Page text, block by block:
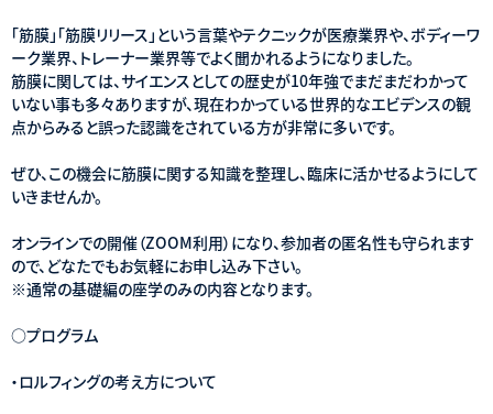
「筋膜」「筋膜リリース」という言葉やテクニックが医療業界や、ボディーワ
ーク業界、トレーナー業界等でよく聞かれるようになりました。
筋膜に関しては、サイエンスとしての歴史が10年強でまだまだわかって
いない事も多々ありますが、現在わかっている世界的なエビデンスの観
点からみると誤った認識をされている方が非常に多いです。
ぜひ、この機会に筋膜に関する知識を整理し、臨床に活かせるようにして
いきませんか。
オンラインでの開催（ZOOM利用）になり、参加者の匿名性も守られます
ので、どなたでもお気軽にお申し込み下さい。
※通常の基礎編の座学のみの内容となります。
○プログラム
・ロルフィングの考え方について